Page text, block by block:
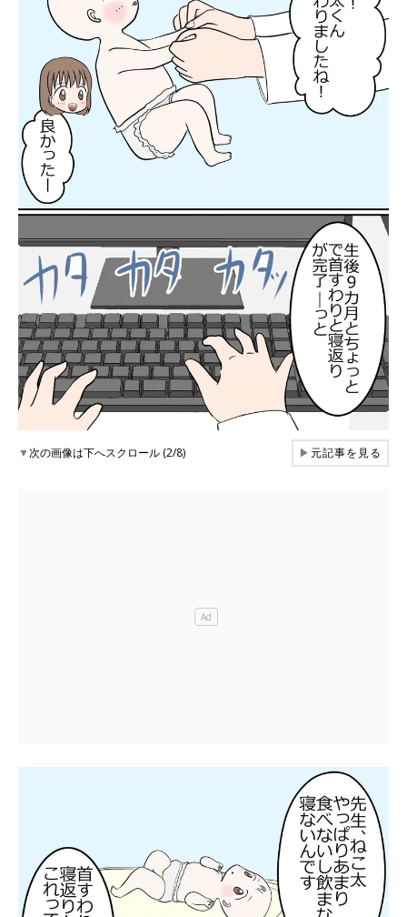
▼次の画像は下へスクロール (2/8) ▶元記事を見る